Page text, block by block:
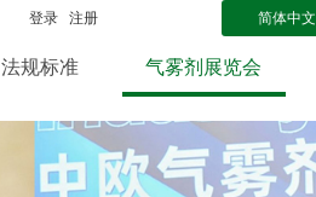
法规标准 气雾剂展览会
简体中文
登录 注册